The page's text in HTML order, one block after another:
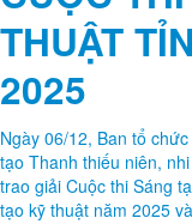
THUẬT
2025
Ngày 06/12, Ban tổ
tạo Thanh thiếu niên,
trao giải Cuộc thi Sáng
tạo kỹ thuật năm 2025